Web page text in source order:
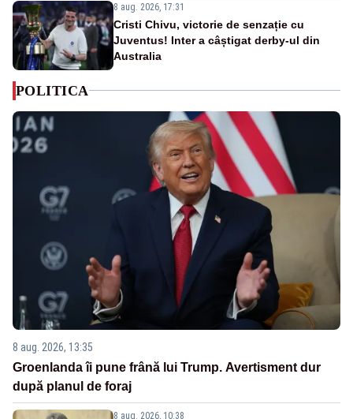
8 aug. 2026, 17:31
Cristi Chivu, victorie de senzație cu
Juventus! Inter a câștigat derby-ul din
Australia
POLITICA
8 aug. 2026, 13:35
Groenlanda îi pune frână lui Trump. Avertisment dur
după planul de foraj
8 aug. 2026, 10:38